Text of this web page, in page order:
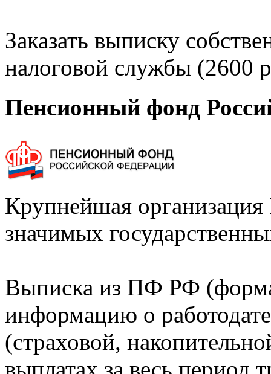
Заказать выписку
налоговой службы (2600
Пенсионный фонд
Крупнейшая
значимых
Выписка из ПФ РФ
информацию о
(страховой,
выплатах за весь период